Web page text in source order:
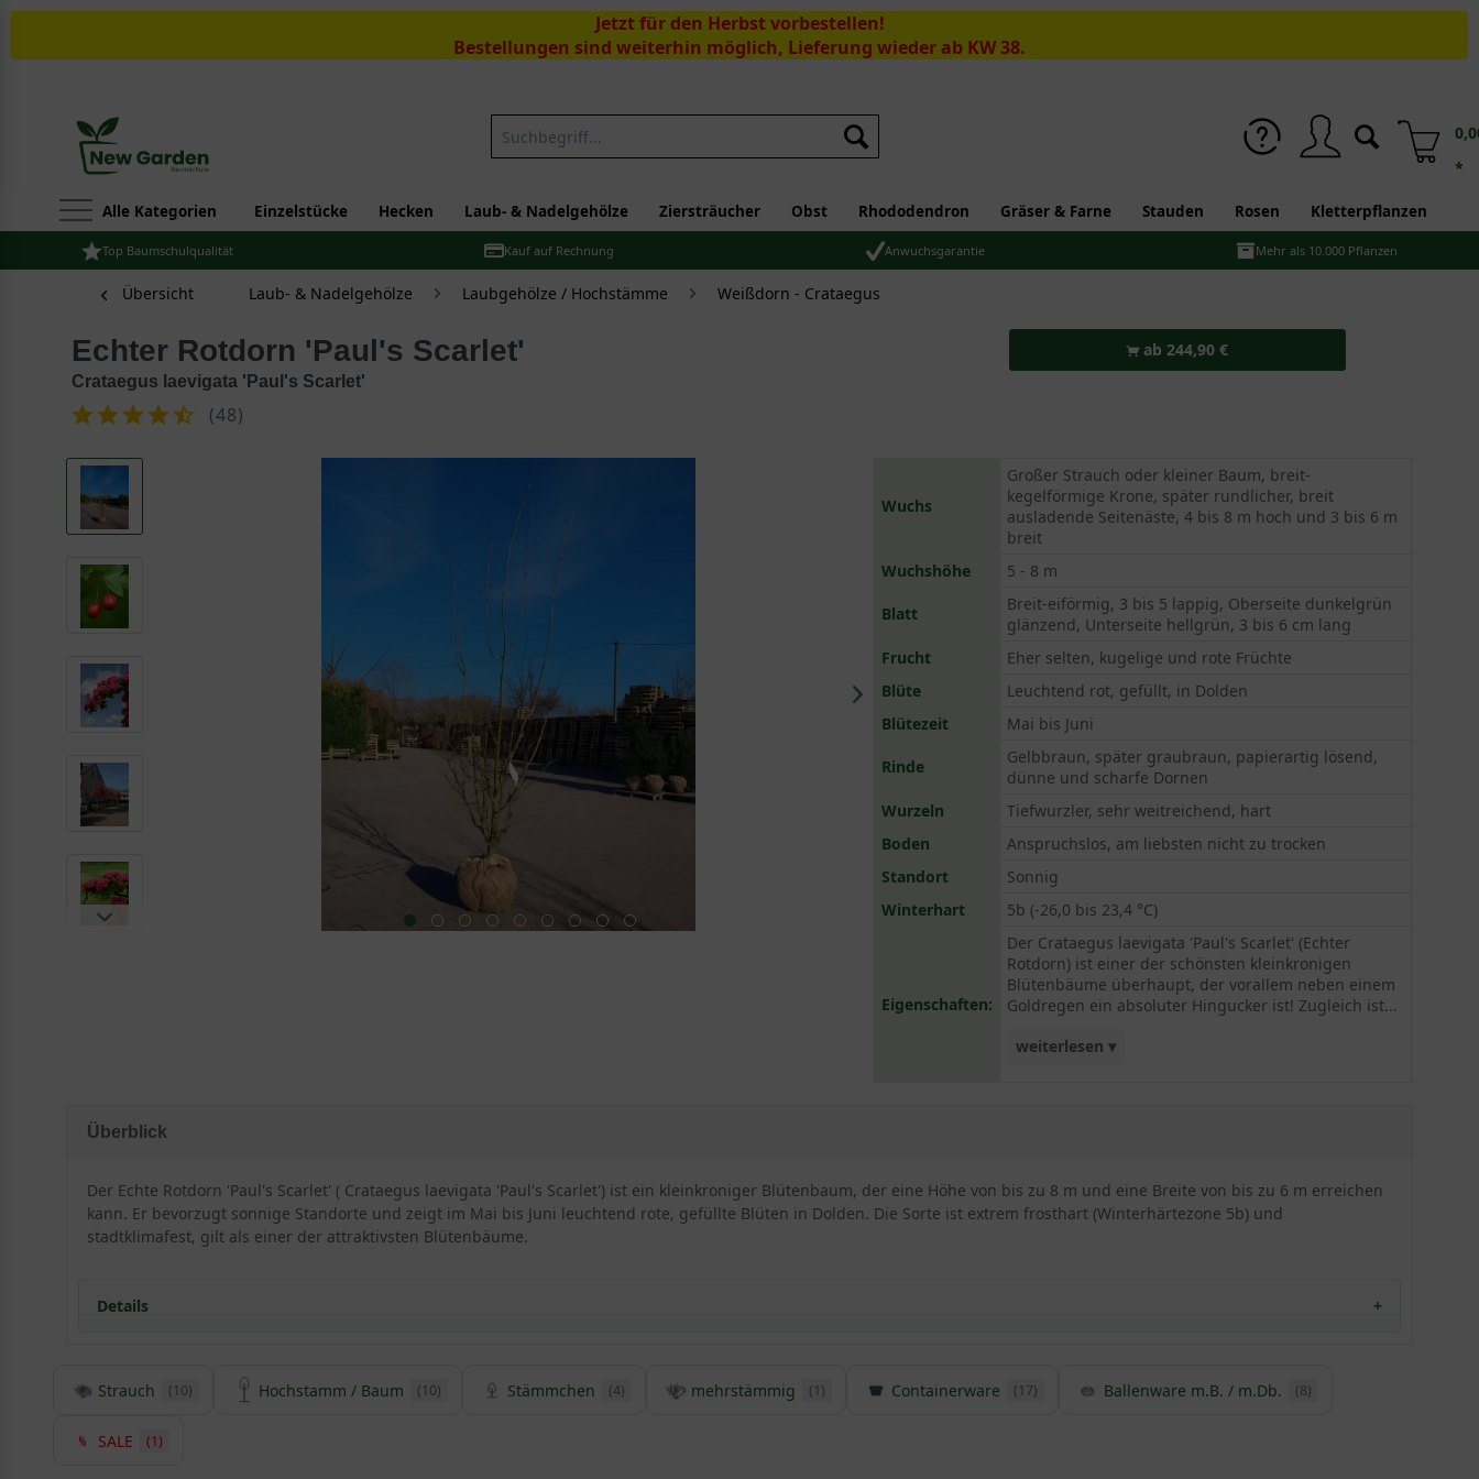
Jetzt für den Herbst vorbestellen!
Bestellungen sind weiterhin möglich, Lieferung wieder ab KW 38.
Suchen
*
Alle Kategorien Einzelstücke Hecken Laub- & Nadelgehölze Ziersträucher Obst Rhododendron Gräser & Farne Stauden Rosen Kletterpflanzen
Top Baumschulqualität Kauf auf Rechnung Anwuchsgarantie Mehr als 10.000 Pflanzen
Übersicht Laub- & Nadelgehölze Laubgehölze / Hochstämme Weißdorn - Crataegus
Echter Rotdorn 'Paul's Scarlet'
Crataegus laevigata 'Paul's Scarlet'
(48)
ab 244,90 €
Wuchs
Großer Strauch oder kleiner Baum, breit-
kegelförmige Krone, später rundlicher, breit
ausladende Seitenäste, 4 bis 8 m hoch und 3 bis 6 m
breit
Wuchshöhe
5 - 8 m
Blatt
Breit-eiförmig, 3 bis 5 lappig, Oberseite dunkelgrün
glänzend, Unterseite hellgrün, 3 bis 6 cm lang
Frucht
Eher selten, kugelige und rote Früchte
Blüte
Leuchtend rot, gefüllt, in Dolden
Blütezeit
Mai bis Juni
Rinde
Gelbbraun, später graubraun, papierartig lösend,
dünne und scharfe Dornen
Wurzeln
Tiefwurzler, sehr weitreichend, hart
Boden
Anspruchslos, am liebsten nicht zu trocken
Standort
Sonnig
Winterhart
5b (-26,0 bis 23,4 °C)
Eigenschaften:
Der Crataegus laevigata 'Paul's Scarlet' (Echter
Rotdorn) ist einer der schönsten kleinkronigen
Blütenbäume überhaupt, der vorallem neben einem
Goldregen ein absoluter Hingucker ist! Zugleich ist...
weiterlesen ▾
Überblick
Der Echte Rotdorn 'Paul's Scarlet' ( Crataegus laevigata 'Paul's Scarlet') ist ein kleinkroniger Blütenbaum, der eine Höhe von bis zu 8 m und eine Breite von bis zu 6 m erreichen
kann. Er bevorzugt sonnige Standorte und zeigt im Mai bis Juni leuchtend rote, gefüllte Blüten in Dolden. Die Sorte ist extrem frosthart (Winterhärtezone 5b) und
stadtklimafest, gilt als einer der attraktivsten Blütenbäume.
Details
Herkunft und Besonderheiten der Selektion ’Paul´s Scarlet`
Crataegus laevigata ’Paul´s Scarlet` stammt aus England und wurde erstmals im Jahr 1860 durch den Züchter William Paul selektiert. Die attraktive Gartenschönheit ist ein
Strauch (10) Hochstamm / Baum (10) Stämmchen (4) mehrstämmig (1) Containerware (17) Ballenware m.B. / m.Db. (8)
SALE (1)